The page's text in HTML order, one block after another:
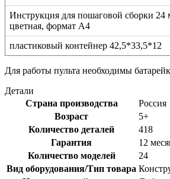
Инструкция для пошаговой сборки 24
цветная, формат А4
пластиковый контейнер 42,5*33,5*12
Для работы пульта необходимы
Детали
Страна производства
Россия
Возраст
5+
Количество деталей
418
Гарантия
12
Количество моделей
24
Вид оборудования/Тип товара